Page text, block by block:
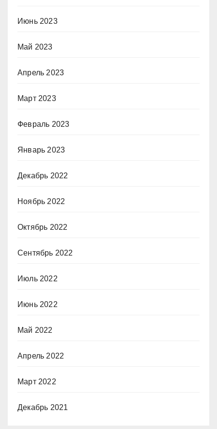
Июнь 2023
Май 2023
Апрель 2023
Март 2023
Февраль 2023
Январь 2023
Декабрь 2022
Ноябрь 2022
Октябрь 2022
Сентябрь 2022
Июль 2022
Июнь 2022
Май 2022
Апрель 2022
Март 2022
Декабрь 2021